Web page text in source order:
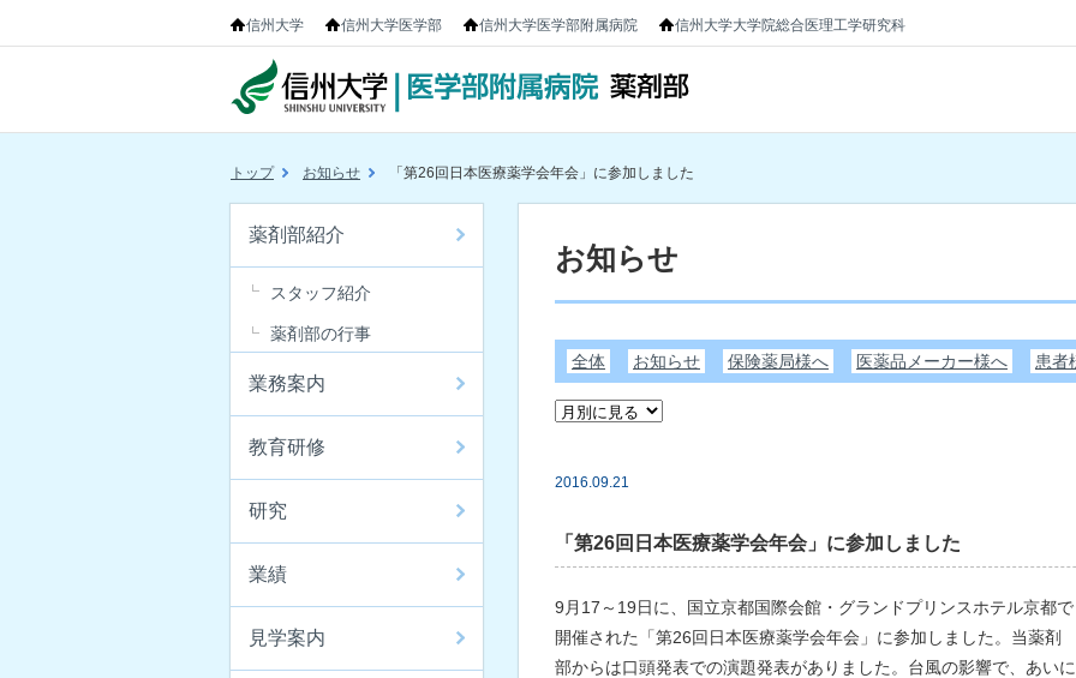
信州大学 信州大学医学部 信州大学医学部附属病院 信州大学大学院総合医理工学研究科
トップ お知らせ 「第26回日本医療薬学会年会」に参加しました
薬剤部紹介
スタッフ紹介
薬剤部の行事
業務案内
教育研修
研究
業績
見学案内
お知らせ
全体 お知らせ 保険薬局様へ 医薬品メーカー様へ 患者
2016.09.21
「第26回日本医療薬学会年会」に参加しました
9月17～19日に、国立京都国際会館・グランドプリンスホテル京都で
開催された「第26回日本医療薬学会年会」に参加しました。当薬剤
部からは口頭発表での演題発表がありました。台風の影響で、あいに